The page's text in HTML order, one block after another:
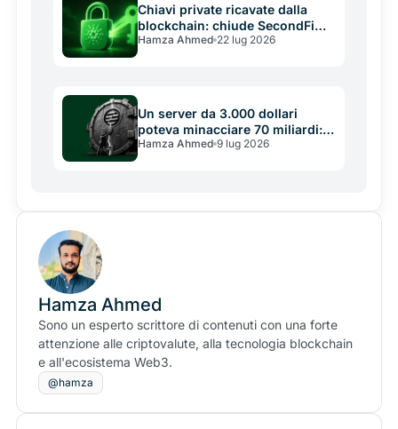
Chiavi private ricavate dalla
blockchain: chiude SecondFi
dopo il furto da 2,4 milioni, e la
Hamza Ahmed 22 lug 2026
Un server da 3.000 dollari
poteva minacciare 70 miliardi: il
buco di Aptos e la lezione
Hamza Ahmed 9 lug 2026
Hamza Ahmed
Sono un esperto scrittore di contenuti con una forte
attenzione alle criptovalute, alla tecnologia blockchain
e all'ecosistema Web3.
@hamza